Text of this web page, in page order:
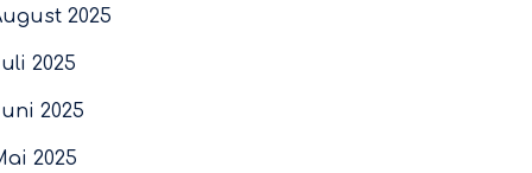
2025
2025
2025
2025